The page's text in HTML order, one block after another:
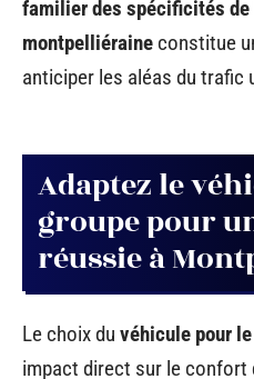
familier des spécificités
montpelliéraine constitue
anticiper les aléas du trafic
Adaptez le
groupe pour
réussie à
Le choix du véhicule pour
impact direct sur le confort